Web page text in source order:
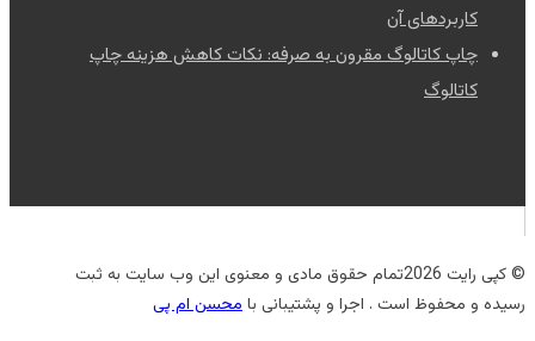
کاربردهای آن
چاپ کاتالوگ مقرون به صرفه: نکات کاهش هزینه چاپ
کاتالوگ
© کپی رایت 2026تمام حقوق مادی و معنوی این وب سایت به ثبت
رسیده و محفوظ است . اجرا و پشتیبانی بامحسن ام پی